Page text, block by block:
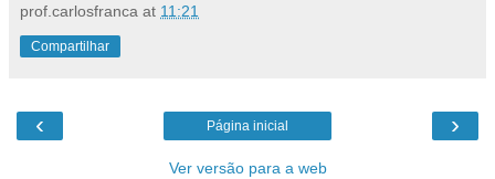
prof.carlosfranca at 11:21
Compartilhar
‹ ›
Página inicial
Ver versão para a web